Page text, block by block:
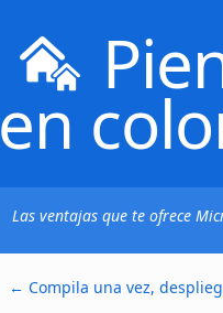
en
Las ventajas que te ofrece
← Compila una vez,